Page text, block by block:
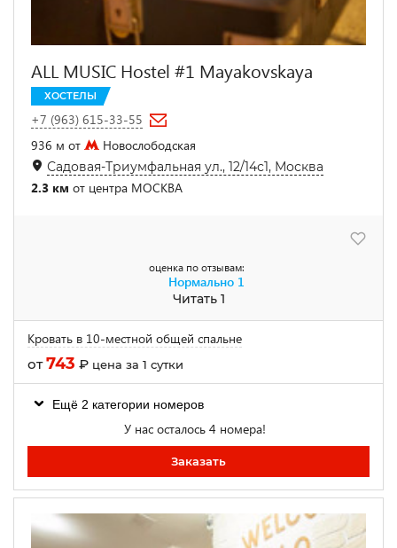
ALL MUSIC Hostel #1 Mayakovskaya
ХОСТЕЛЫ
+7 (963) 615-33-55
936 м от
Новослободская
Садовая-Триумфальная ул., 12/14с1, Москва
2.3 км от центра МОСКВА
оценка по отзывам:
Нормально 1
Читать 1
Кровать в 10-местной общей спальне
от743 ₽ цена за 1 сутки
Ещё 2 категории номеров
У нас осталось 4 номера!
Заказать